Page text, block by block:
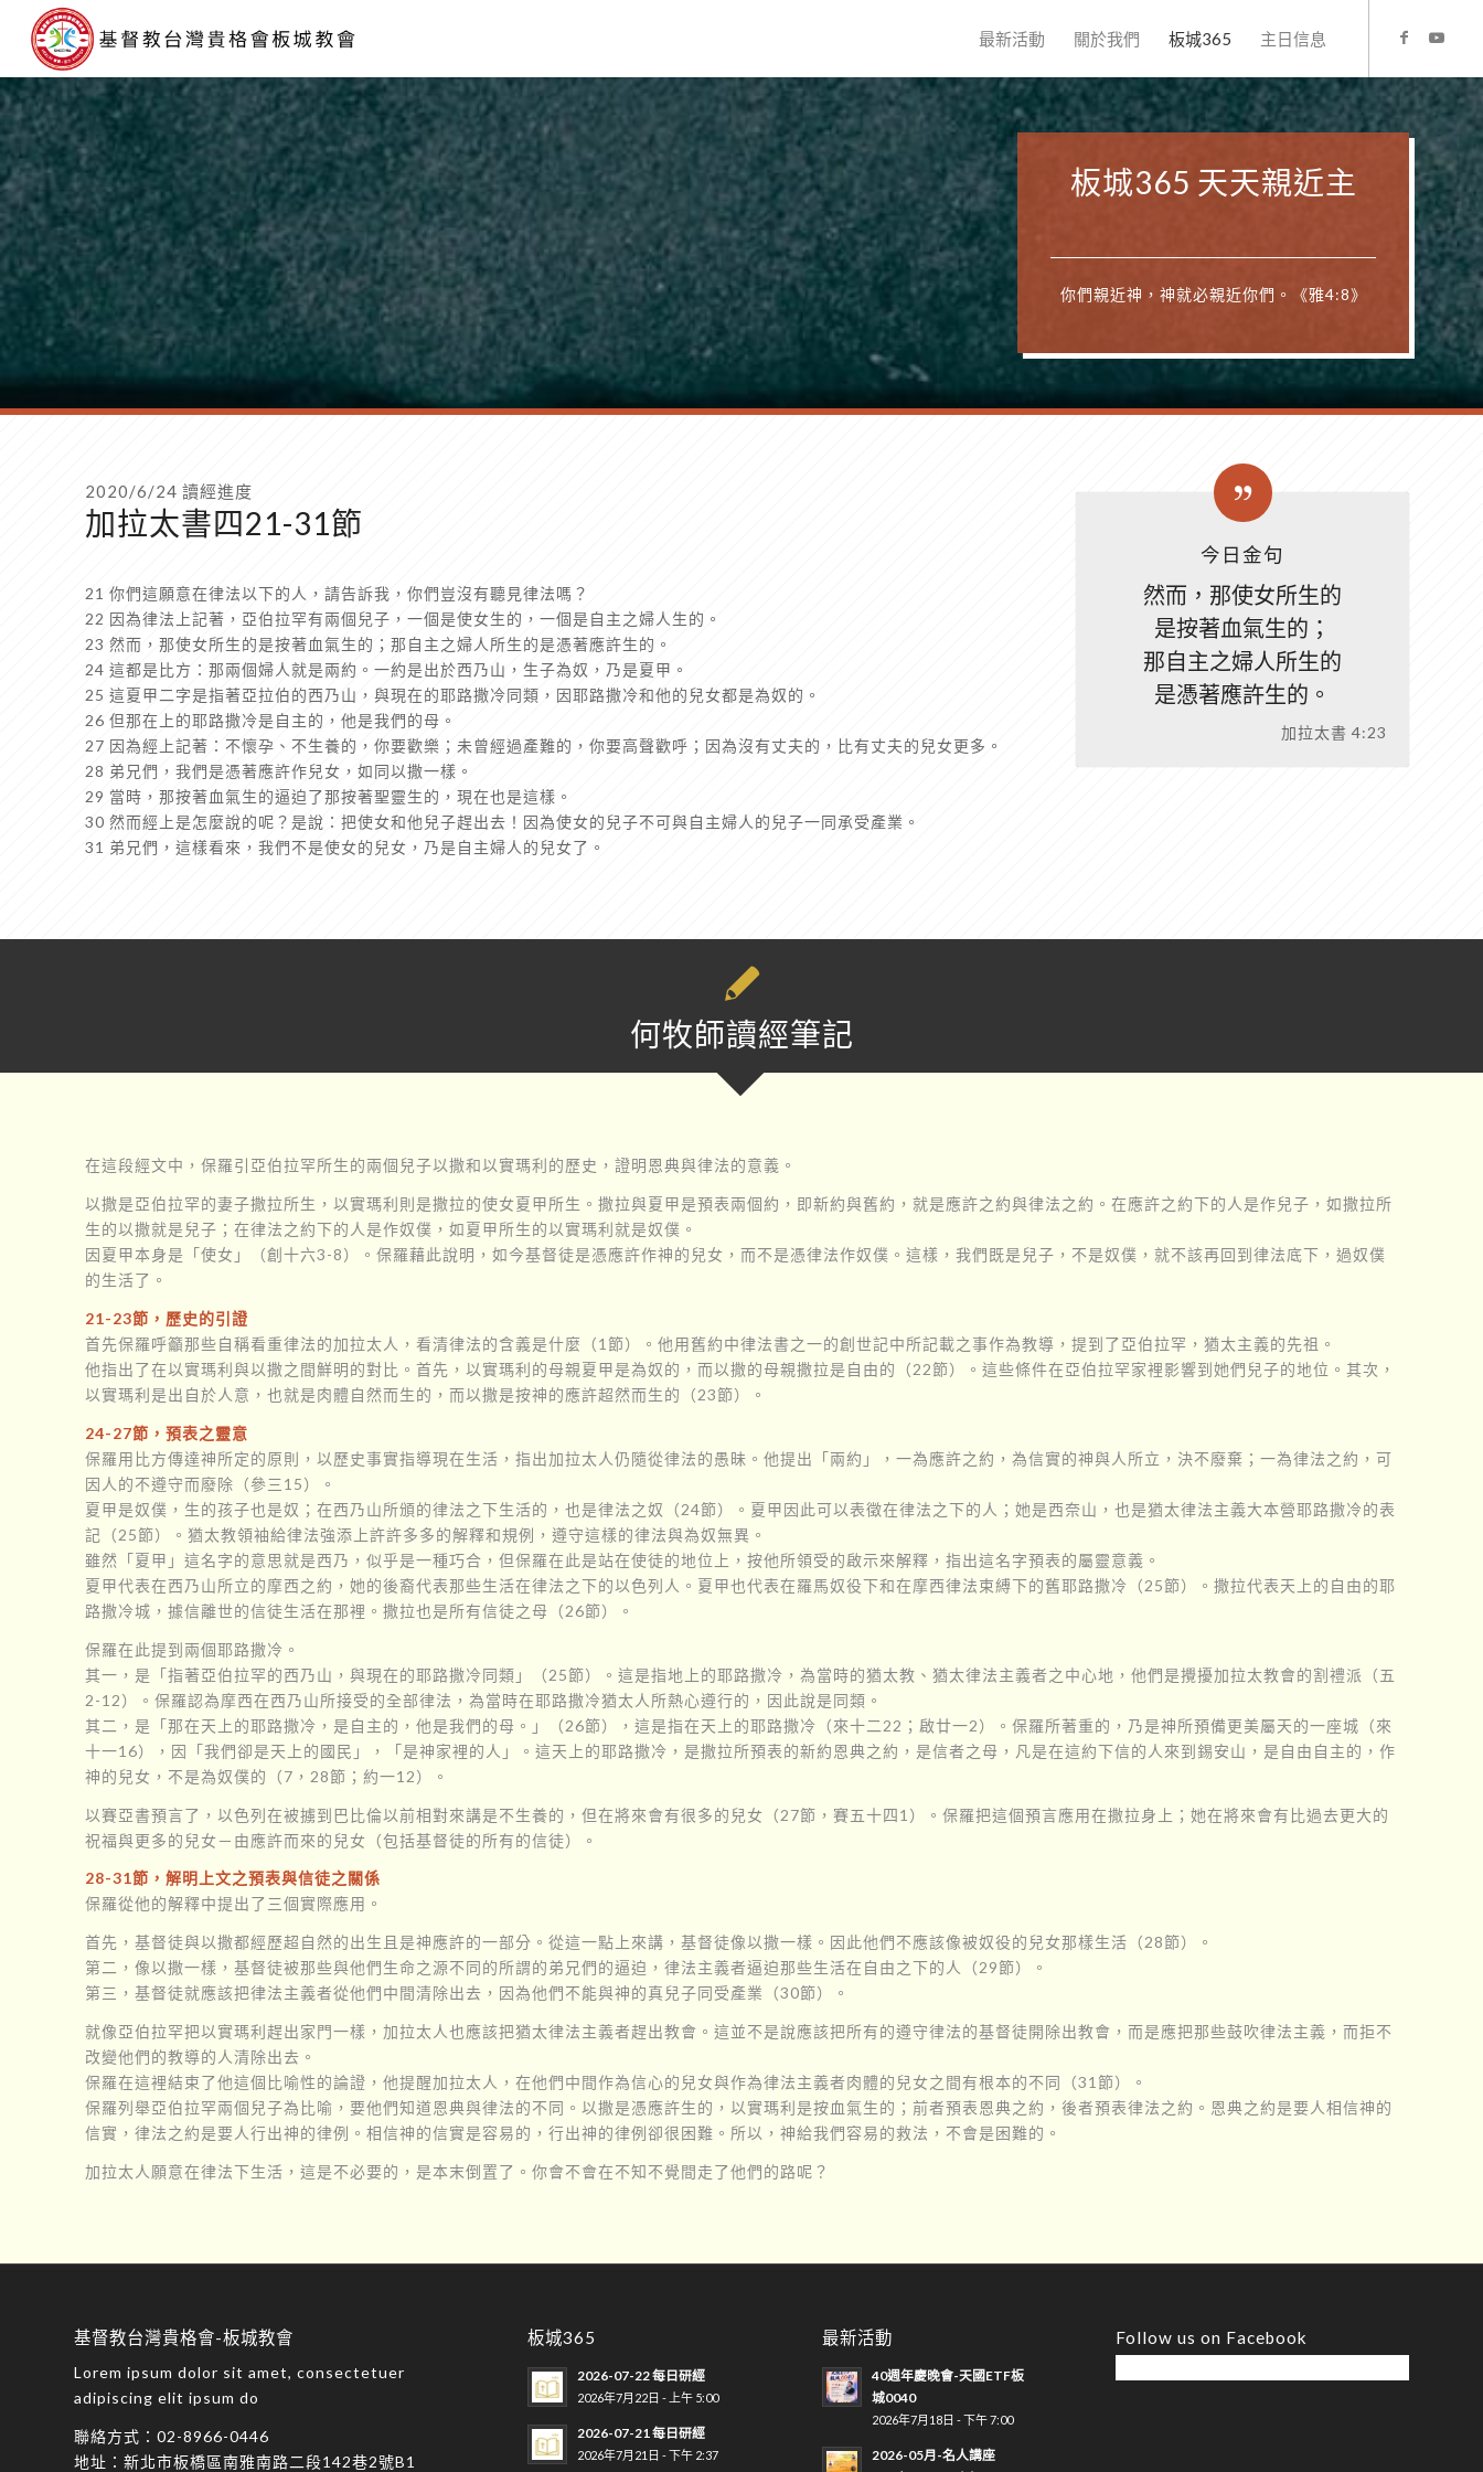
最新活動 關於我們 板城365 主日信息
板城365 天天親近主
你們親近神，神就必親近你們。《雅4:8》
2020/6/24 讀經進度
加拉太書四21-31節
21 你們這願意在律法以下的人，請告訴我，你們豈沒有聽見律法嗎？
22 因為律法上記著，亞伯拉罕有兩個兒子，一個是使女生的，一個是自主之婦人生的。
23 然而，那使女所生的是按著血氣生的；那自主之婦人所生的是憑著應許生的。
24 這都是比方：那兩個婦人就是兩約。一約是出於西乃山，生子為奴，乃是夏甲。
25 這夏甲二字是指著亞拉伯的西乃山，與現在的耶路撒冷同類，因耶路撒冷和他的兒女都是為奴的。
26 但那在上的耶路撒冷是自主的，他是我們的母。
27 因為經上記著：不懷孕、不生養的，你要歡樂；未曾經過產難的，你要高聲歡呼；因為沒有丈夫的，比有丈夫的兒女更多。
28 弟兄們，我們是憑著應許作兒女，如同以撒一樣。
29 當時，那按著血氣生的逼迫了那按著聖靈生的，現在也是這樣。
30 然而經上是怎麼說的呢？是說：把使女和他兒子趕出去！因為使女的兒子不可與自主婦人的兒子一同承受產業。
31 弟兄們，這樣看來，我們不是使女的兒女，乃是自主婦人的兒女了。
今日金句
然而，那使女所生的
是按著血氣生的；
那自主之婦人所生的
是憑著應許生的。
加拉太書 4:23
何牧師讀經筆記
在這段經文中，保羅引亞伯拉罕所生的兩個兒子以撒和以實瑪利的歷史，證明恩典與律法的意義。
以撒是亞伯拉罕的妻子撒拉所生，以實瑪利則是撒拉的使女夏甲所生。撒拉與夏甲是預表兩個約，即新約與舊約，就是應許之約與律法之約。在應許之約下的人是作兒子，如撒拉所
生的以撒就是兒子；在律法之約下的人是作奴僕，如夏甲所生的以實瑪利就是奴僕。
因夏甲本身是「使女」（創十六3-8）。保羅藉此說明，如今基督徒是憑應許作神的兒女，而不是憑律法作奴僕。這樣，我們既是兒子，不是奴僕，就不該再回到律法底下，過奴僕
的生活了。
21-23節，歷史的引證
首先保羅呼籲那些自稱看重律法的加拉太人，看清律法的含義是什麼（1節）。他用舊約中律法書之一的創世記中所記載之事作為教導，提到了亞伯拉罕，猶太主義的先祖。
他指出了在以實瑪利與以撒之間鮮明的對比。首先，以實瑪利的母親夏甲是為奴的，而以撒的母親撒拉是自由的（22節）。這些條件在亞伯拉罕家裡影響到她們兒子的地位。其次，
以實瑪利是出自於人意，也就是肉體自然而生的，而以撒是按神的應許超然而生的（23節）。
24-27節，預表之靈意
保羅用比方傳達神所定的原則，以歷史事實指導現在生活，指出加拉太人仍隨從律法的愚昧。他提出「兩約」，一為應許之約，為信實的神與人所立，決不廢棄；一為律法之約，可
因人的不遵守而廢除（參三15）。
夏甲是奴僕，生的孩子也是奴；在西乃山所頒的律法之下生活的，也是律法之奴（24節）。夏甲因此可以表徵在律法之下的人；她是西奈山，也是猶太律法主義大本營耶路撒冷的表
記（25節）。猶太教領袖給律法強添上許許多多的解釋和規例，遵守這樣的律法與為奴無異。
雖然「夏甲」這名字的意思就是西乃，似乎是一種巧合，但保羅在此是站在使徒的地位上，按他所領受的啟示來解釋，指出這名字預表的屬靈意義。
夏甲代表在西乃山所立的摩西之約，她的後裔代表那些生活在律法之下的以色列人。夏甲也代表在羅馬奴役下和在摩西律法束縛下的舊耶路撒冷（25節）。撒拉代表天上的自由的耶
路撒冷城，據信離世的信徒生活在那裡。撒拉也是所有信徒之母（26節）。
保羅在此提到兩個耶路撒冷。
其一，是「指著亞伯拉罕的西乃山，與現在的耶路撒冷同類」（25節）。這是指地上的耶路撒冷，為當時的猶太教、猶太律法主義者之中心地，他們是攪擾加拉太教會的割禮派（五
2-12）。保羅認為摩西在西乃山所接受的全部律法，為當時在耶路撒冷猶太人所熱心遵行的，因此說是同類。
其二，是「那在天上的耶路撒冷，是自主的，他是我們的母。」（26節），這是指在天上的耶路撒冷（來十二22；啟廿一2）。保羅所著重的，乃是神所預備更美屬天的一座城（來
十一16），因「我們卻是天上的國民」，「是神家裡的人」。這天上的耶路撒冷，是撒拉所預表的新約恩典之約，是信者之母，凡是在這約下信的人來到錫安山，是自由自主的，作
神的兒女，不是為奴僕的（7，28節；約一12）。
以賽亞書預言了，以色列在被擄到巴比倫以前相對來講是不生養的，但在將來會有很多的兒女（27節，賽五十四1）。保羅把這個預言應用在撒拉身上；她在將來會有比過去更大的
祝福與更多的兒女－由應許而來的兒女（包括基督徒的所有的信徒）。
28-31節，解明上文之預表與信徒之關係
保羅從他的解釋中提出了三個實際應用。
首先，基督徒與以撒都經歷超自然的出生且是神應許的一部分。從這一點上來講，基督徒像以撒一樣。因此他們不應該像被奴役的兒女那樣生活（28節）。
第二，像以撒一樣，基督徒被那些與他們生命之源不同的所謂的弟兄們的逼迫，律法主義者逼迫那些生活在自由之下的人（29節）。
第三，基督徒就應該把律法主義者從他們中間清除出去，因為他們不能與神的真兒子同受產業（30節）。
就像亞伯拉罕把以實瑪利趕出家門一樣，加拉太人也應該把猶太律法主義者趕出教會。這並不是說應該把所有的遵守律法的基督徒開除出教會，而是應把那些鼓吹律法主義，而拒不
改變他們的教導的人清除出去。
保羅在這裡結束了他這個比喻性的論證，他提醒加拉太人，在他們中間作為信心的兒女與作為律法主義者肉體的兒女之間有根本的不同（31節）。
保羅列舉亞伯拉罕兩個兒子為比喻，要他們知道恩典與律法的不同。以撒是憑應許生的，以實瑪利是按血氣生的；前者預表恩典之約，後者預表律法之約。恩典之約是要人相信神的
信實，律法之約是要人行出神的律例。相信神的信實是容易的，行出神的律例卻很困難。所以，神給我們容易的救法，不會是困難的。
加拉太人願意在律法下生活，這是不必要的，是本末倒置了。你會不會在不知不覺間走了他們的路呢？
基督教台灣貴格會-板城教會
Lorem ipsum dolor sit amet, consectetuer
adipiscing elit ipsum do
聯絡方式： 02-8966-0446
地址： 新北市板橋區南雅南路二段142巷2號B1
板城365
2026-07-22 每日研經
2026年7月22日 - 上午 5:00
2026-07-21 每日研經
2026年7月21日 - 下午 2:37
最新活動
40週年慶晚會-天國ETF板
城0040
2026年7月18日 - 下午 7:00
2026-05月-名人講座
Follow us on Facebook